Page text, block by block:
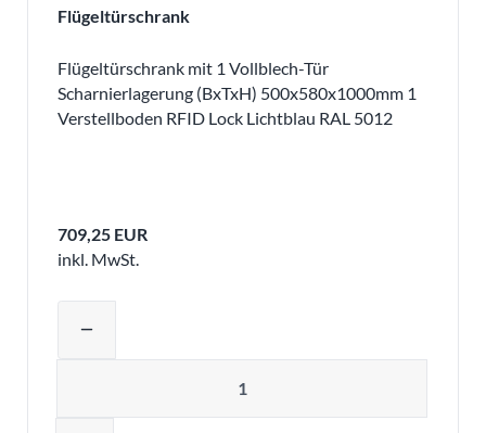
Flügeltürschrank
Flügeltürschrank mit 1 Vollblech-Tür
Scharnierlagerung (BxTxH) 500x580x1000mm 1
Verstellboden RFID Lock Lichtblau RAL 5012
709,25 EUR
inkl. MwSt.
remove